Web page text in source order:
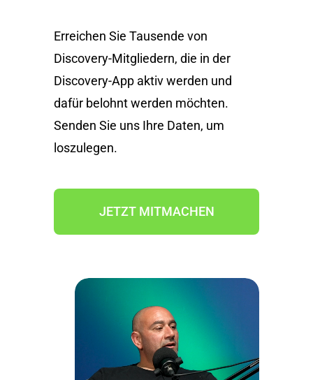
Erreichen Sie Tausende von
Discovery-Mitgliedern, die in der
Discovery-App aktiv werden und
dafür belohnt werden möchten.
Senden Sie uns Ihre Daten, um
loszulegen.
JETZT MITMACHEN